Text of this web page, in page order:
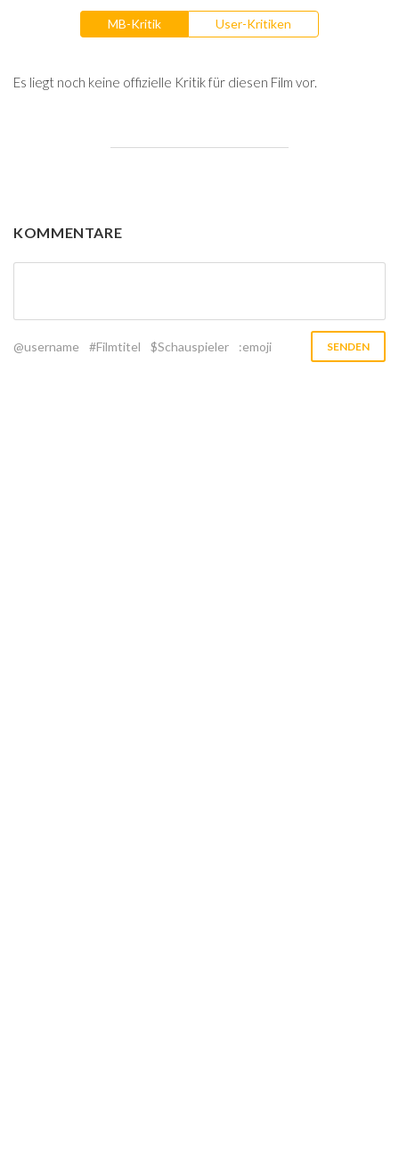
MB-Kritik User-Kritiken
Es liegt noch keine offizielle Kritik für diesen Film vor.
KOMMENTARE
@username #Filmtitel $Schauspieler :emoji